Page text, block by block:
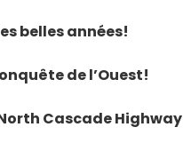
belles années!
de l’Ouest!
Cascade Highway